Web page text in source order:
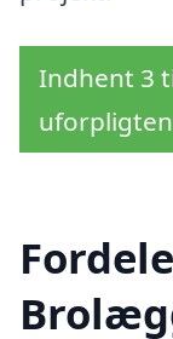
Indhent 3